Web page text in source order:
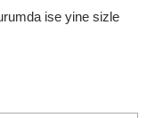
ise yine sizle